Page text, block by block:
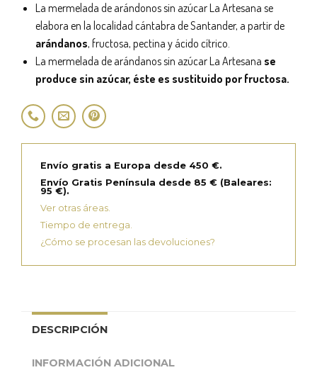
La mermelada de arándonos sin azúcar La Artesana se
elabora en la localidad cántabra de Santander, a partir de
arándanos, fructosa, pectina y ácido cítrico.
La mermelada de arándanos sin azúcar La Artesana se
produce sin azúcar, éste es sustituido por fructosa.
Envío gratis a Europa desde 450 €.
Envío Gratis Península desde 85 € (Baleares:
95 €).
Ver otras áreas.
Tiempo de entrega.
¿Cómo se procesan las devoluciones?
DESCRIPCIÓN
INFORMACIÓN ADICIONAL